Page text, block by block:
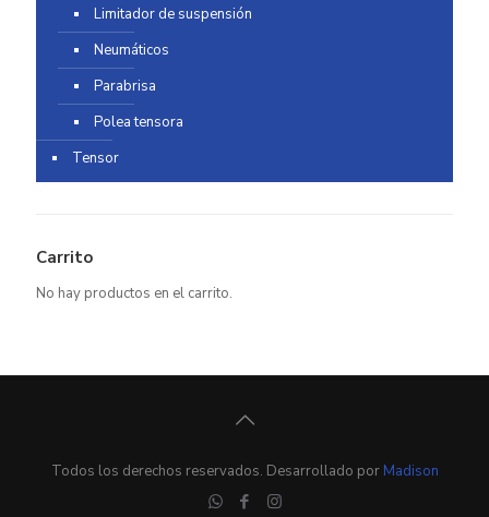
Limitador de suspensión
Neumáticos
Parabrisa
Polea tensora
Tensor
Carrito
No hay productos en el carrito.
Todos los derechos reservados. Desarrollado por Madison